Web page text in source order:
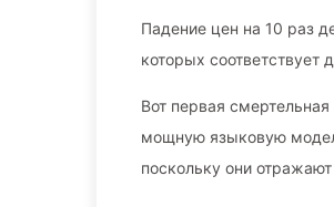
Падение цен на 10 раз
которых
Вот первая
мощную языковую
поскольку они